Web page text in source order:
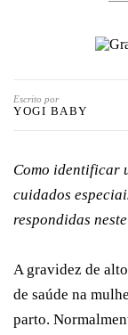
Escrito por
YOGI BABY
Como identificar
cuidados
respondidas
A gravidez de
de saúde na
parto.